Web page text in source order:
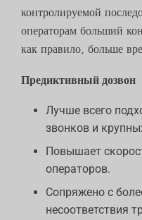
контролируемой
операторам больший
как правило, больше
Предиктивный дозвон
Лучше всего
звонков и
Повышает
операторов.
Сопряжено с
несоответствия